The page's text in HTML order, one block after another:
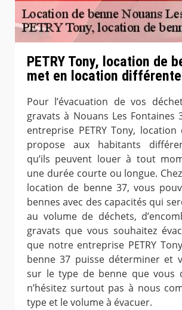
PETRY Tony, location de
met en location
Pour l’évacuation de vos
gravats à Nouans Les Fontaines
entreprise PETRY Tony,
propose aux habitants
qu’ils peuvent louer à tout
une durée courte ou longue. Chez
location de benne 37, vous
bennes avec des capacités qui
au volume de déchets,
gravats que vous souhaitez
que notre entreprise PETRY
benne 37 puisse déterminer et
sur le type de benne que vous
n’hésitez surtout pas à nous
type et le volume à évacuer.